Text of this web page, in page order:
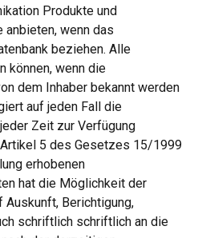
Produkte und
wenn das
beziehen. Alle
können, wenn die
dem Inhaber bekannt werden
auf jeden Fall die
Zeit zur Verfügung
5 des Gesetzes 15/1999
erhobenen
hat die Möglichkeit der
Auskunft, Berichtigung,
schriftlich schriftlich an die